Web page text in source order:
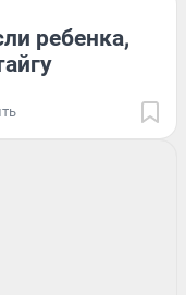
ребенка,